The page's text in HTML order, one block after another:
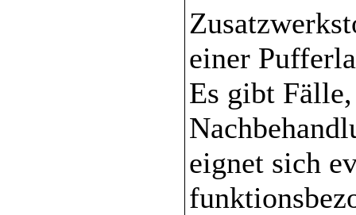
einer
Es gibt
eignet sich